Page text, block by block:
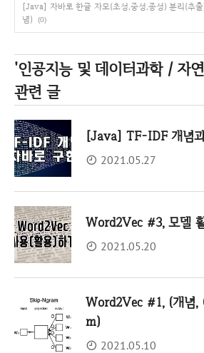
[Java] 자바로 한글 자모(초성,중성,종성) 분리(추
념)
(0)
'인공지능 및 데이터과학 / 자
관련 글
[Java] TF-IDF 개념
2021.05.27
Word2Vec #3, 모델
2021.05.20
Word2Vec #1, (개념,
m)
2021.05.10